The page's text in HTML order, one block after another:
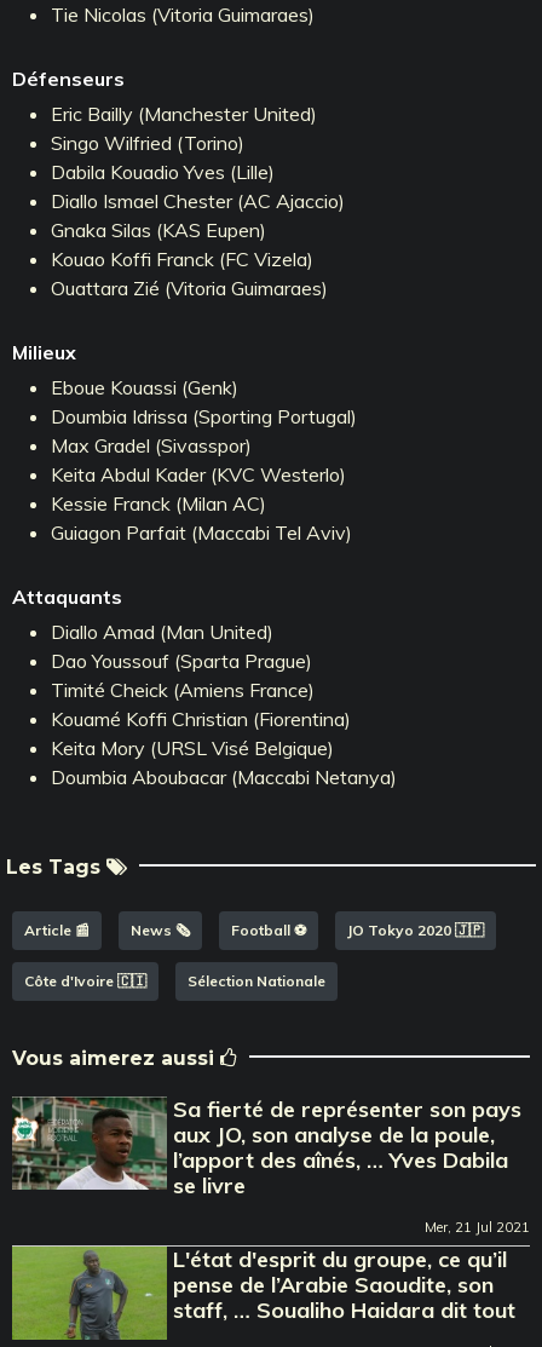
Tie Nicolas (Vitoria Guimaraes)
Défenseurs
Eric Bailly (Manchester United)
Singo Wilfried (Torino)
Dabila Kouadio Yves (Lille)
Diallo Ismael Chester (AC Ajaccio)
Gnaka Silas (KAS Eupen)
Kouao Koffi Franck (FC Vizela)
Ouattara Zié (Vitoria Guimaraes)
Milieux
Eboue Kouassi (Genk)
Doumbia Idrissa (Sporting Portugal)
Max Gradel (Sivasspor)
Keita Abdul Kader (KVC Westerlo)
Kessie Franck (Milan AC)
Guiagon Parfait (Maccabi Tel Aviv)
Attaquants
Diallo Amad (Man United)
Dao Youssouf (Sparta Prague)
Timité Cheick (Amiens France)
Kouamé Koffi Christian (Fiorentina)
Keita Mory (URSL Visé Belgique)
Doumbia Aboubacar (Maccabi Netanya)
Les Tags
Article 📰 News 🗞️ Football ⚽️ JO Tokyo 2020 🇯🇵
Côte d'Ivoire 🇨🇮 Sélection Nationale
Vous aimerez aussi
Sa fierté de représenter son pays
aux JO, son analyse de la poule,
l’apport des aînés, … Yves Dabila
se livre
Mer, 21 Jul 2021
L'état d'esprit du groupe, ce qu’il
pense de l’Arabie Saoudite, son
staff, … Soualiho Haidara dit tout